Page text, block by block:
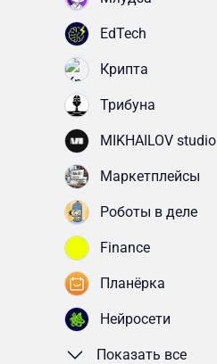
EdTech
Крипта
Трибуна
MIKHAILOV studio
Маркетплейсы
Роботы в деле
Finance
Планёрка
Нейросети
Показать все